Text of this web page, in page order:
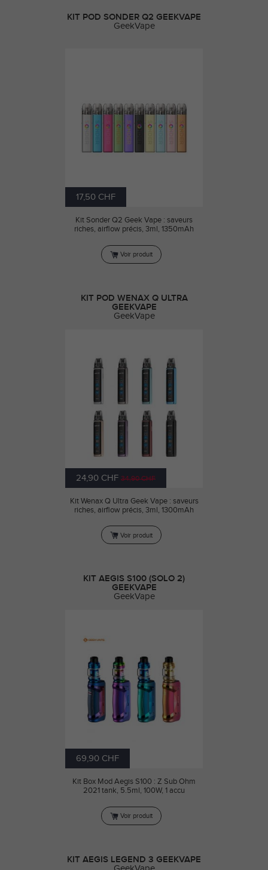
KIT POD SONDER Q2 GEEKVAPE
GeekVape
17,50 CHF
Kit Sonder Q2 Geek Vape : saveurs
riches, airflow précis, 3ml, 1350mAh
Voir produit
KIT POD WENAX Q ULTRA
GEEKVAPE
GeekVape
24,90 CHF 34,90 CHF
Kit Wenax Q Ultra Geek Vape : saveurs
riches, airflow précis, 3ml, 1300mAh
Voir produit
KIT AEGIS S100 (SOLO 2)
GEEKVAPE
GeekVape
69,90 CHF
Kit Box Mod Aegis S100 : Z Sub Ohm
2021 tank, 5.5ml, 100W, 1 accu
Voir produit
KIT AEGIS LEGEND 3 GEEKVAPE